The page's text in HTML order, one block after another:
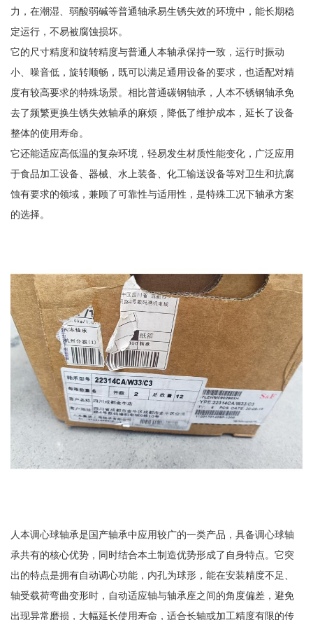
力，在潮湿、弱酸弱碱等普通轴承易生锈失效的环境中，能长期稳
定运行，不易被腐蚀损坏。
它的尺寸精度和旋转精度与普通人本轴承保持一致，运行时振动
小、噪音低，旋转顺畅，既可以满足通用设备的要求，也适配对精
度有较高要求的特殊场景。相比普通碳钢轴承，人本不锈钢轴承免
去了频繁更换生锈失效轴承的麻烦，降低了维护成本，延长了设备
整体的使用寿命。
它还能适应高低温的复杂环境，轻易发生材质性能变化，广泛应用
于食品加工设备、器械、水上装备、化工输送设备等对卫生和抗腐
蚀有要求的领域，兼顾了可靠性与适用性，是特殊工况下轴承方案
的选择。
人本调心球轴承是国产轴承中应用较广的一类产品，具备调心球轴
承共有的核心优势，同时结合本土制造优势形成了自身特点。它突
出的特点是拥有自动调心功能，内孔为球形，能在安装精度不足、
轴受载荷弯曲变形时，自动适应轴与轴承座之间的角度偏差，避免
出现异常磨损，大幅延长使用寿命，适合长轴或加工精度有限的传